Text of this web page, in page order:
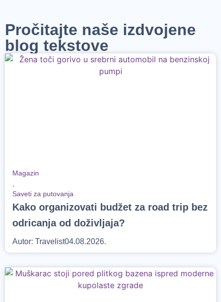
Pročitajte naše izdvojene
blog tekstove
Magazin
Saveti za putovanja
Kako organizovati budžet za road trip bez
odricanja od doživljaja?
Autor: Travelist04.08.2026.